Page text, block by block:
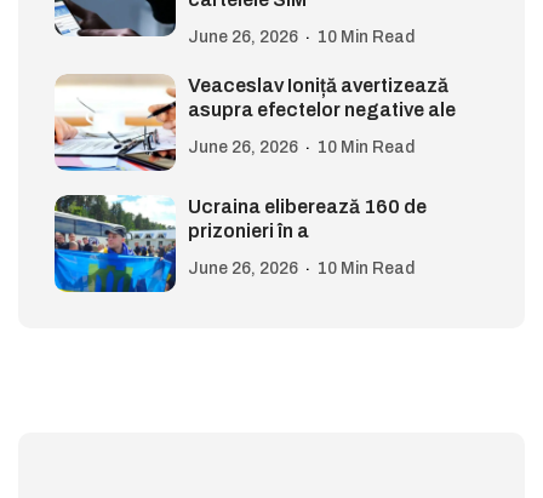
June 26, 2026 10 Min Read
Veaceslav Ioniță avertizează
asupra efectelor negative ale
June 26, 2026 10 Min Read
Ucraina eliberează 160 de
prizonieri în a
June 26, 2026 10 Min Read